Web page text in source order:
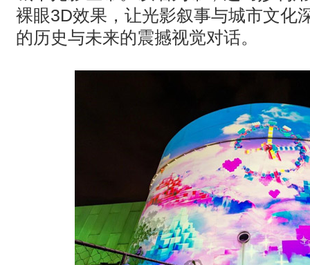
裸眼3D效果，让光影叙事与城市文化
的历史与未来的震撼视觉对话。